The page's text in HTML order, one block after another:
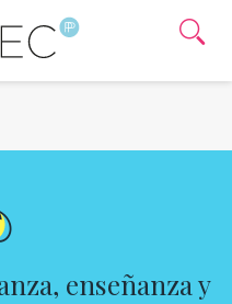
enseñanza y